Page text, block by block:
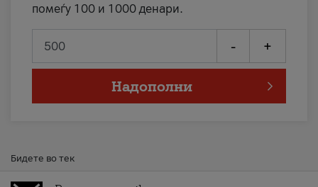
помеѓу 100 и 1000 денари.
- +
Надополни
Бидете во тек